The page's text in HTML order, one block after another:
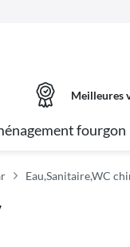
Meilleures
fourgon
Eau,Sanitaire,WC